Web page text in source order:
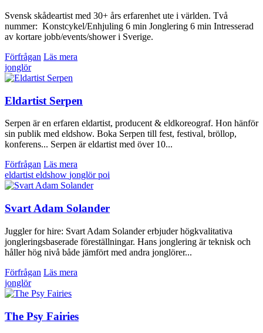
Svensk skådeartist med 30+ års erfarenhet ute i världen. Två
nummer: Konstcykel/Enhjuling 6 min Jonglering 6 min Intresserad
av kortare jobb/events/shower i Sverige.
Förfrågan Läs mera
jonglör
Eldartist Serpen
Serpen är en erfaren eldartist, producent & eldkoreograf. Hon hänför
sin publik med eldshow. Boka Serpen till fest, festival, bröllop,
konferens... Serpen är eldartist med över 10...
Förfrågan Läs mera
eldartisteldshow jonglörpoi
Svart Adam Solander
Juggler for hire: Svart Adam Solander erbjuder högkvalitativa
jongleringsbaserade föreställningar. Hans jonglering är teknisk och
håller hög nivå både jämfört med andra jonglörer...
Förfrågan Läs mera
jonglör
The Psy Fairies